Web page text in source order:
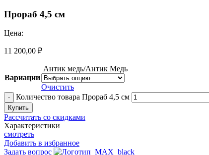
Прораб 4,5 см
Цена:
11 200,00 ₽
Вариации
Антик медь/Антик Медь
Очистить
Количество товара Прораб 4,5 см
Купить
Рассчитать со скидками
Характеристики
смотреть
Добавить в избранное
Задать вопрос